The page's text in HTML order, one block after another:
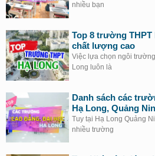
nhiều bạn
Top 8 trường THPT
chất lượng cao
Việc lựa chọn ngôi
Long luôn là
Danh sách các
Hạ Long, Quảng
Tuy tại Hạ Long Quảng
nhiều trường